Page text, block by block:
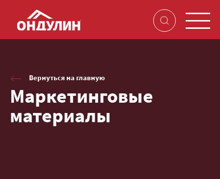
Маркетинговые
материалы
Вернуться на главную